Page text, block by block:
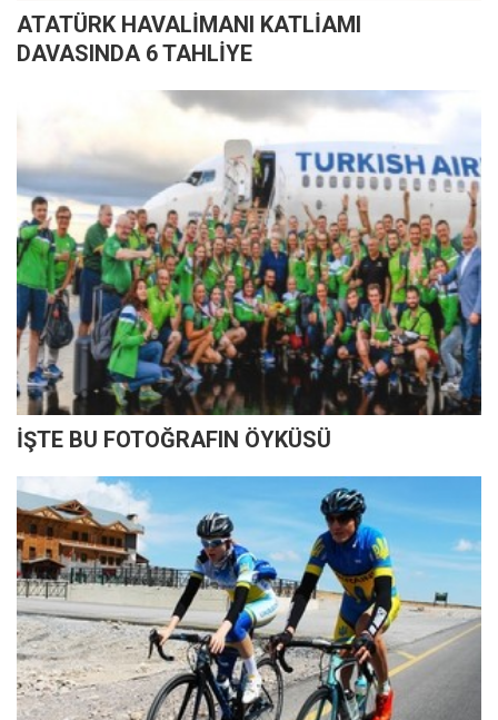
ATATÜRK HAVALİMANI KATLİAMI
DAVASINDA 6 TAHLİYE
İŞTE BU FOTOĞRAFIN ÖYKÜSÜ